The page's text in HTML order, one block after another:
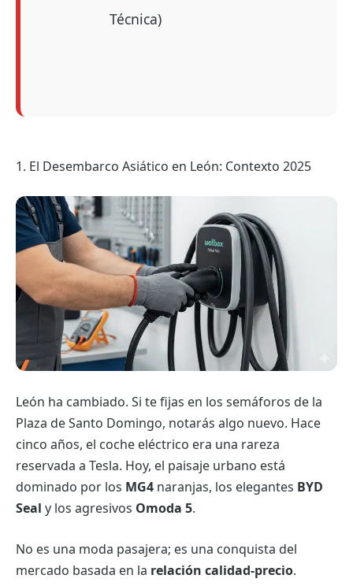
Técnica)
1. El Desembarco Asiático en León: Contexto 2025
León ha cambiado. Si te fijas en los semáforos de la
Plaza de Santo Domingo, notarás algo nuevo. Hace
cinco años, el coche eléctrico era una rareza
reservada a Tesla. Hoy, el paisaje urbano está
dominado por los MG4 naranjas, los elegantes BYD
Seal y los agresivos Omoda 5.
No es una moda pasajera; es una conquista del
mercado basada en la relación calidad-precio.